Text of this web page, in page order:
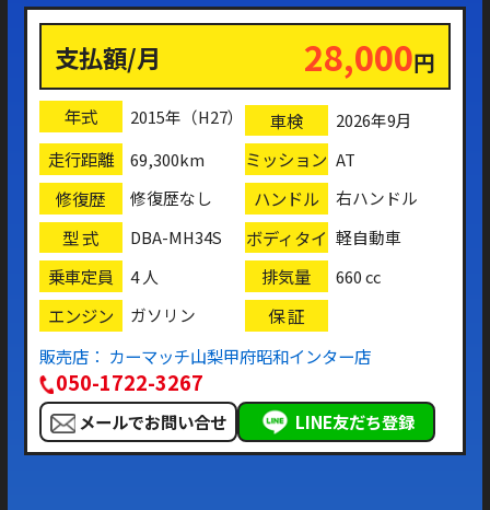
支払額/月 28,000円
年式 2015年（H27） 車検 2026年9月
走行距離 69,300km ミッション AT
修復歴 修復歴なし ハンドル 右ハンドル
型 式 DBA-MH34S
ボディタイ
プ
軽自動車
乗車定員 4 人 排気量 660 cc
エンジン ガソリン
保 証
販売店： カーマッチ山梨甲府昭和インター店
050-1722-3267
メールでお問い合せ LINE友だち登録